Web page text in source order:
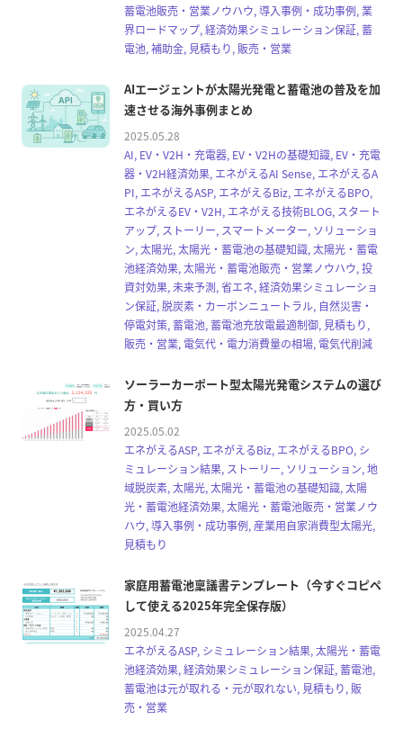
蓄電池販売・営業ノウハウ, 導入事例・成功事例, 業
界ロードマップ, 経済効果シミュレーション保証, 蓄
電池, 補助金, 見積もり, 販売・営業
AIエージェントが太陽光発電と蓄電池の普及を加
速させる海外事例まとめ
2025.05.28
AI, EV・V2H・充電器, EV・V2Hの基礎知識, EV・充電
器・V2H経済効果, エネがえるAI Sense, エネがえるA
PI, エネがえるASP, エネがえるBiz, エネがえるBPO,
エネがえるEV・V2H, エネがえる技術BLOG, スタート
アップ, ストーリー, スマートメーター, ソリューショ
ン, 太陽光, 太陽光・蓄電池の基礎知識, 太陽光・蓄電
池経済効果, 太陽光・蓄電池販売・営業ノウハウ, 投
資対効果, 未来予測, 省エネ, 経済効果シミュレーショ
ン保証, 脱炭素・カーボンニュートラル, 自然災害・
停電対策, 蓄電池, 蓄電池充放電最適制御, 見積もり,
販売・営業, 電気代・電力消費量の相場, 電気代削減
ソーラーカーポート型太陽光発電システムの選び
方・買い方
2025.05.02
エネがえるASP, エネがえるBiz, エネがえるBPO, シ
ミュレーション結果, ストーリー, ソリューション, 地
域脱炭素, 太陽光, 太陽光・蓄電池の基礎知識, 太陽
光・蓄電池経済効果, 太陽光・蓄電池販売・営業ノウ
ハウ, 導入事例・成功事例, 産業用自家消費型太陽光,
見積もり
家庭用蓄電池稟議書テンプレート（今すぐコピペ
して使える2025年完全保存版）
2025.04.27
エネがえるASP, シミュレーション結果, 太陽光・蓄電
池経済効果, 経済効果シミュレーション保証, 蓄電池,
蓄電池は元が取れる・元が取れない, 見積もり, 販
売・営業